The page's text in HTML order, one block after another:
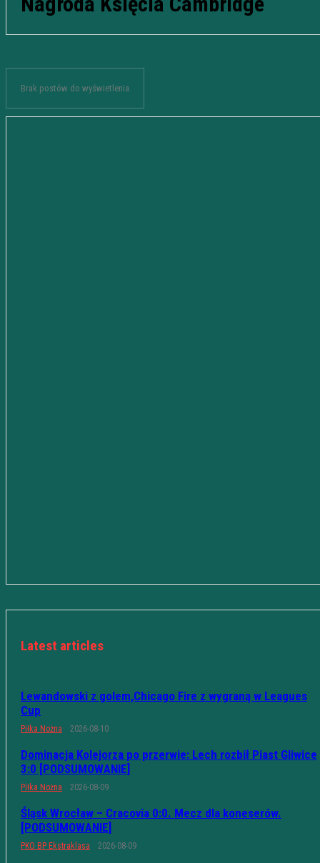
Brak postów do wyświetlenia
Latest articles
Lewandowski z golem,Chicago Fire z wygraną w Leagues
Cup
Piłka Nożna 2026-08-10
Dominacja Kolejorza po przerwie: Lech rozbił Piast Gliwice
3:0 [PODSUMOWANIE]
Piłka Nożna 2026-08-09
Śląsk Wrocław – Cracovia 0:0. Mecz dla koneserów.
[PODSUMOWANIE]
PKO BP Ekstraklasa 2026-08-09